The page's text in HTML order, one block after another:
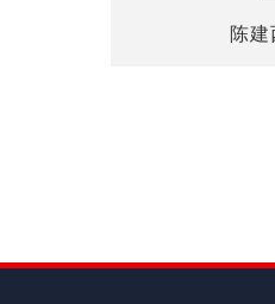
陈